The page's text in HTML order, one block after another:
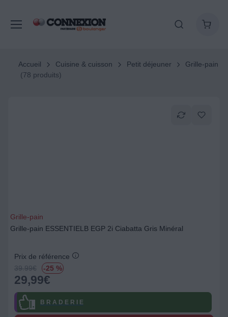
Accueil Cuisine & cuisson Petit déjeuner
Grille-pain
(78 produits)
Grille-pain
Grille-pain ESSENTIELB EGP 2i Ciabatta Gris Minéral
Prix de référence
39.99€ -25 %
29,99€
B R A D E R I E